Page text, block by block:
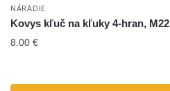
NÁRADIE
Kovys kľuč na kľuky 4-hran, M22
8.00 €